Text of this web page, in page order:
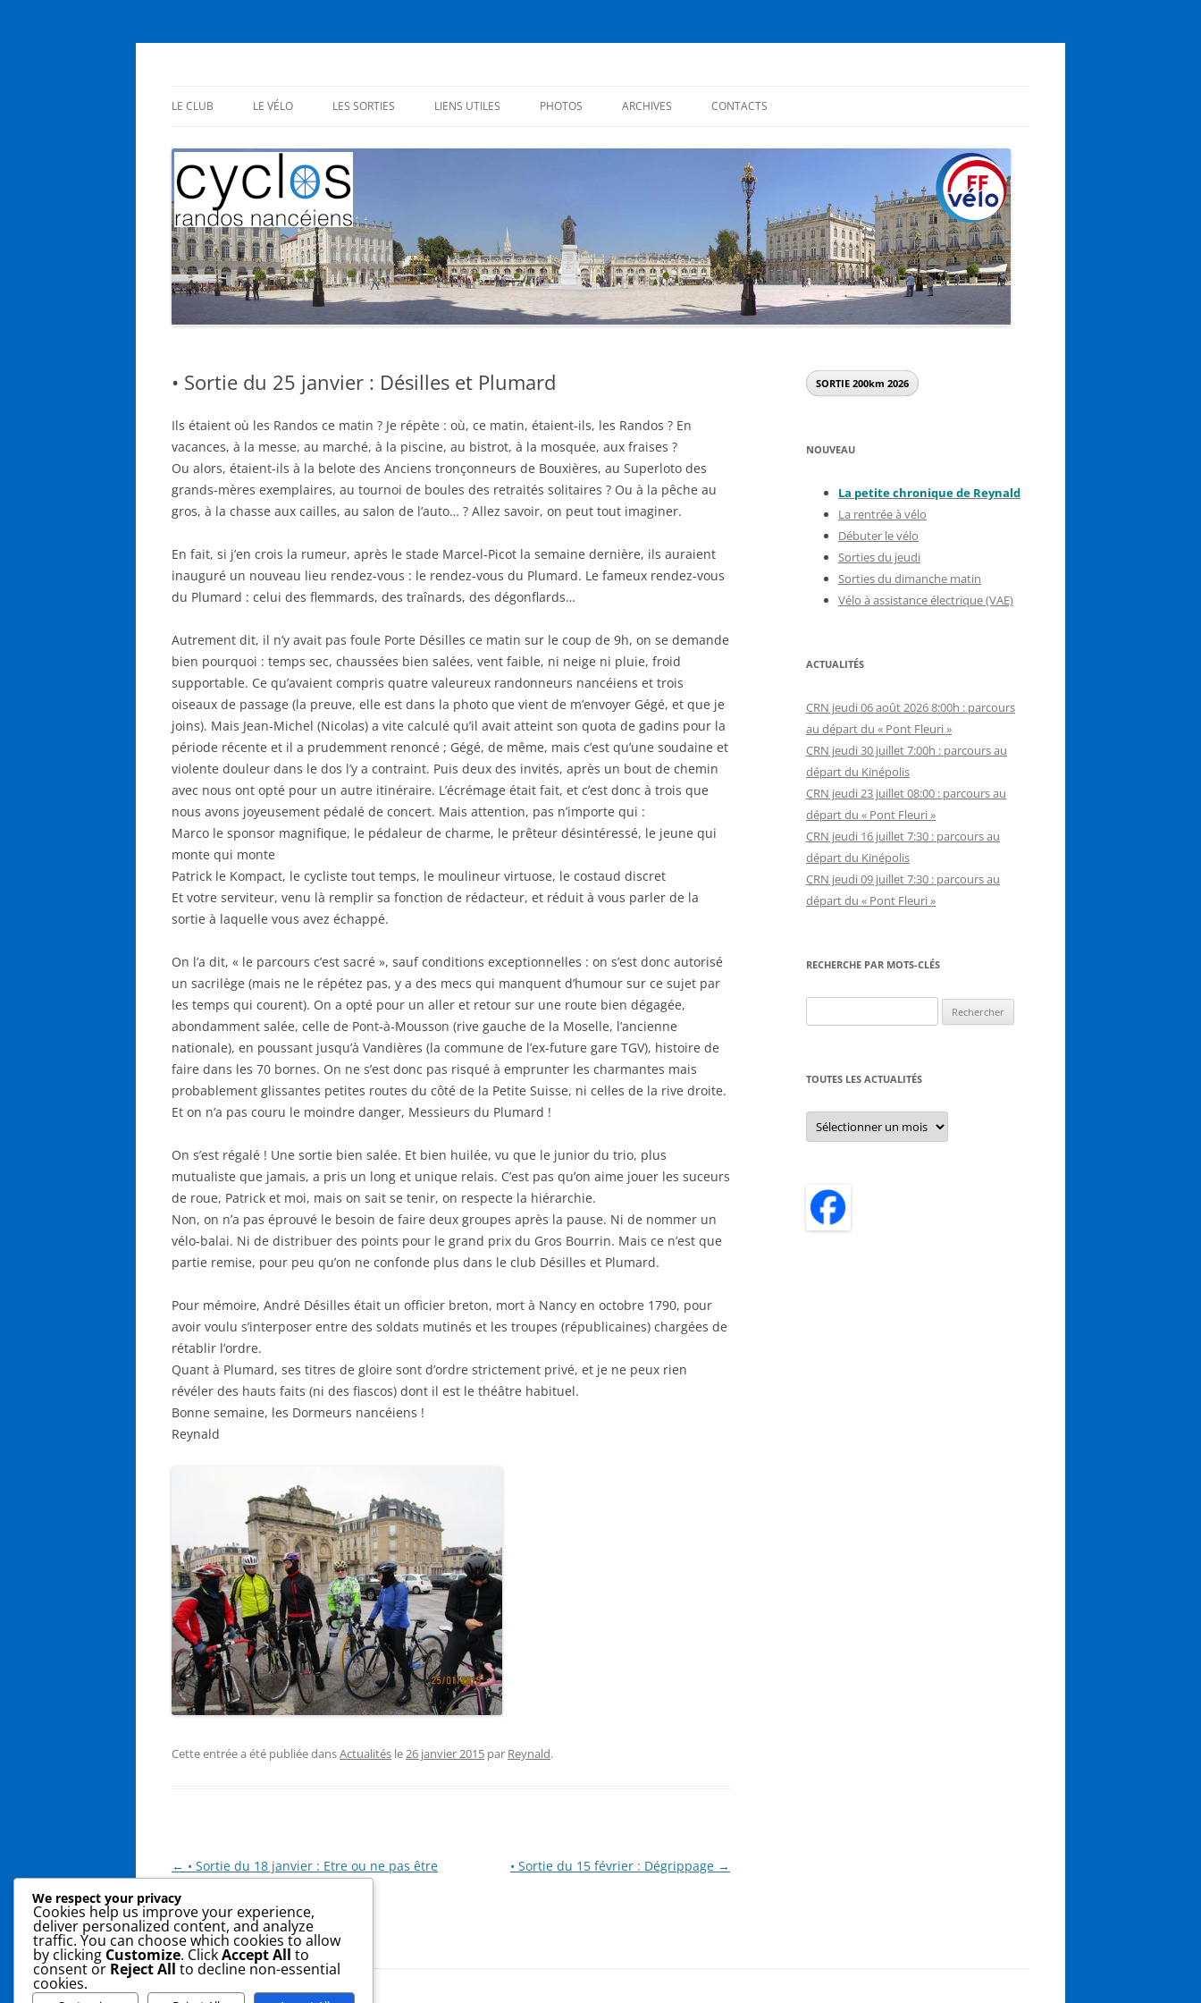
Aller
LE CLUB
STATUTS
INSCRIPTIONS
AG – RÉUNIONS
LE VÉLO
SES BIENFAITS
NOUS L’AIMONS
LES SORTIES LIENS UTILES PHOTOS ARCHIVES
CHRONIQUES 2014
CHRONIQUES 2013
PREMIÈRES CHRONIQUES (2012)
CONTACTS
• Sortie du 25 janvier : Désilles et Plumard
Ils étaient où les Randos ce matin ? Je répète : où, ce matin, étaient-ils, les Randos ? En
vacances, à la messe, au marché, à la piscine, au bistrot, à la mosquée, aux fraises ?
Ou alors, étaient-ils à la belote des Anciens tronçonneurs de Bouxières, au Superloto des
grands-mères exemplaires, au tournoi de boules des retraités solitaires ? Ou à la pêche au
gros, à la chasse aux cailles, au salon de l’auto… ? Allez savoir, on peut tout imaginer.
En fait, si j’en crois la rumeur, après le stade Marcel-Picot la semaine dernière, ils auraient
inauguré un nouveau lieu rendez-vous : le rendez-vous du Plumard. Le fameux rendez-vous
du Plumard : celui des flemmards, des traînards, des dégonflards…
Autrement dit, il n’y avait pas foule Porte Désilles ce matin sur le coup de 9h, on se demande
bien pourquoi : temps sec, chaussées bien salées, vent faible, ni neige ni pluie, froid
supportable. Ce qu’avaient compris quatre valeureux randonneurs nancéiens et trois
oiseaux de passage (la preuve, elle est dans la photo que vient de m’envoyer Gégé, et que je
joins). Mais Jean-Michel (Nicolas) a vite calculé qu’il avait atteint son quota de gadins pour la
période récente et il a prudemment renoncé ; Gégé, de même, mais c’est qu’une soudaine et
violente douleur dans le dos l’y a contraint. Puis deux des invités, après un bout de chemin
avec nous ont opté pour un autre itinéraire. L’écrémage était fait, et c’est donc à trois que
nous avons joyeusement pédalé de concert. Mais attention, pas n’importe qui :
Marco le sponsor magnifique, le pédaleur de charme, le prêteur désintéressé, le jeune qui
monte qui monte
Patrick le Kompact, le cycliste tout temps, le moulineur virtuose, le costaud discret
Et votre serviteur, venu là remplir sa fonction de rédacteur, et réduit à vous parler de la
sortie à laquelle vous avez échappé.
On l’a dit, « le parcours c’est sacré », sauf conditions exceptionnelles : on s’est donc autorisé
un sacrilège (mais ne le répétez pas, y a des mecs qui manquent d’humour sur ce sujet par
les temps qui courent). On a opté pour un aller et retour sur une route bien dégagée,
abondamment salée, celle de Pont-à-Mousson (rive gauche de la Moselle, l’ancienne
nationale), en poussant jusqu’à Vandières (la commune de l’ex-future gare TGV), histoire de
faire dans les 70 bornes. On ne s’est donc pas risqué à emprunter les charmantes mais
probablement glissantes petites routes du côté de la Petite Suisse, ni celles de la rive droite.
Et on n’a pas couru le moindre danger, Messieurs du Plumard !
On s’est régalé ! Une sortie bien salée. Et bien huilée, vu que le junior du trio, plus
mutualiste que jamais, a pris un long et unique relais. C’est pas qu’on aime jouer les suceurs
de roue, Patrick et moi, mais on sait se tenir, on respecte la hiérarchie.
Non, on n’a pas éprouvé le besoin de faire deux groupes après la pause. Ni de nommer un
vélo-balai. Ni de distribuer des points pour le grand prix du Gros Bourrin. Mais ce n’est que
partie remise, pour peu qu’on ne confonde plus dans le club Désilles et Plumard.
Pour mémoire, André Désilles était un officier breton, mort à Nancy en octobre 1790, pour
avoir voulu s’interposer entre des soldats mutinés et les troupes (républicaines) chargées de
rétablir l’ordre.
Quant à Plumard, ses titres de gloire sont d’ordre strictement privé, et je ne peux rien
révéler des hauts faits (ni des fiascos) dont il est le théâtre habituel.
Bonne semaine, les Dormeurs nancéiens !
Reynald
Cette entrée a été publiée dansActualités le 26 janvier 2015 par Reynald.
Navigation
articles
← • Sortie du 18 janvier : Etre ou ne pas être
• Sortie du 15 février : Dégrippage →
SORTIE 200km 2026
NOUVEAU
La petite chronique de Reynald
La rentrée à vélo
Débuter le vélo
Sorties du jeudi
Sorties du dimanche matin
Vélo à assistance électrique (VAE)
ACTUALITÉS
CRN jeudi 06 août 2026 8:00h : parcours
au départ du « Pont Fleuri »
CRN jeudi 30 juillet 7:00h : parcours au
départ du Kinépolis
CRN jeudi 23 juillet 08:00 : parcours au
départ du « Pont Fleuri »
CRN jeudi 16 juillet 7:30 : parcours au
départ du Kinépolis
CRN jeudi 09 juillet 7:30 : parcours au
départ du « Pont Fleuri »
RECHERCHE PAR MOTS-CLÉS
TOUTES LES ACTUALITÉS
Toutes
les
actualités
We respect your privacy
Cookies help us improve your experience,
deliver personalized content, and analyze
traffic. You can choose which cookies to allow
by clicking Customize. ClickAccept All to
consent or Reject All to decline non-essential
cookies.